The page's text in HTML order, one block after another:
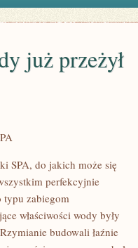
już przeżył
SPA, do jakich może się
perfekcyjnie
typu zabiegom
właściwości wody były
budowali łaźnie